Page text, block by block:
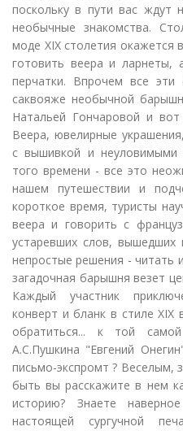
поскольку в пути вас ждут
необычные знакомства.
моде XIX столетия окажется
готовить веера и ларнеты,
перчатки. Впрочем все
саквояже необычной
Натальей Гончаровой и
Веера, ювелирные
с вышивкой и
того времени - все это
нашем путешествии и
короткое время, туристы
веера и говорить с
устаревших слов, вышедших
непростые решения - читать
загадочная барышня везет
Каждый участник
конверт и бланк в стиле
обратиться... к той
А.С.Пушкина "Евгений
письмо-экспромт ?
быть вы расскажите в нем
историю? Знаете
настоящей сургучной